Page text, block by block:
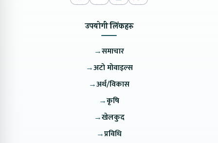
उपयोगी लिंकहरु
→समाचार
→अटो मोवाइल्स
→अर्थ/विकास
→कृषि
→खेलकुद
→प्रविधि